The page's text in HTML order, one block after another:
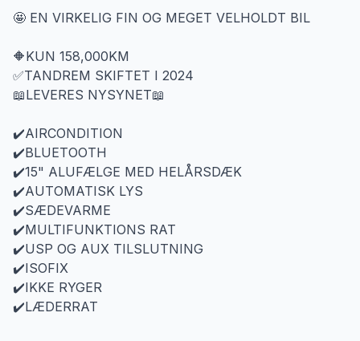
🤩 EN VIRKELIG FIN OG MEGET VELHOLDT BIL
🔶KUN 158,000KM
✅TANDREM SKIFTET I 2024
📖LEVERES NYSYNET📖
✔️AIRCONDITION
✔️BLUETOOTH
✔️15" ALUFÆLGE MED HELÅRSDÆK
✔️AUTOMATISK LYS
✔️SÆDEVARME
✔️MULTIFUNKTIONS RAT
✔️USP OG AUX TILSLUTNING
✔️ISOFIX
✔️IKKE RYGER
✔️LÆDERRAT